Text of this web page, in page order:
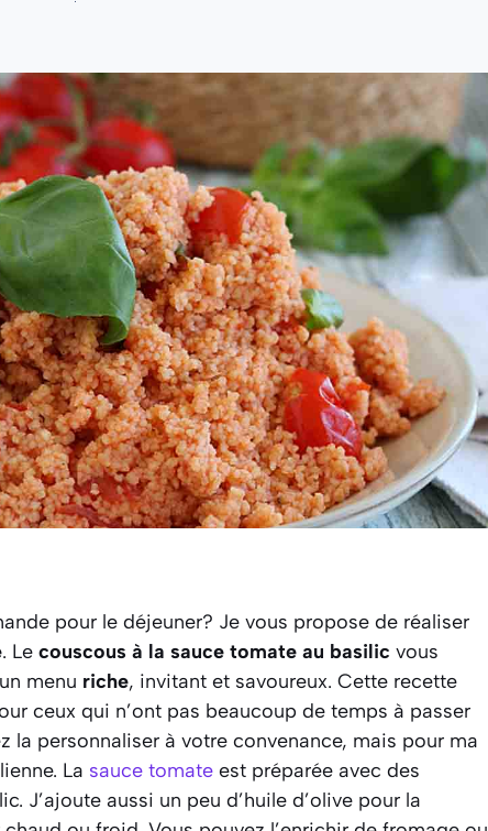
pour le déjeuner? Je vous propose de réaliser
. Le couscous à la sauce tomate au basilic vous
menu riche, invitant et savoureux. Cette recette
ceux qui n’ont pas beaucoup de temps à passer
la personnaliser à votre convenance, mais pour ma
La sauce tomate est préparée avec des
J’ajoute aussi un peu d’huile d’olive pour la